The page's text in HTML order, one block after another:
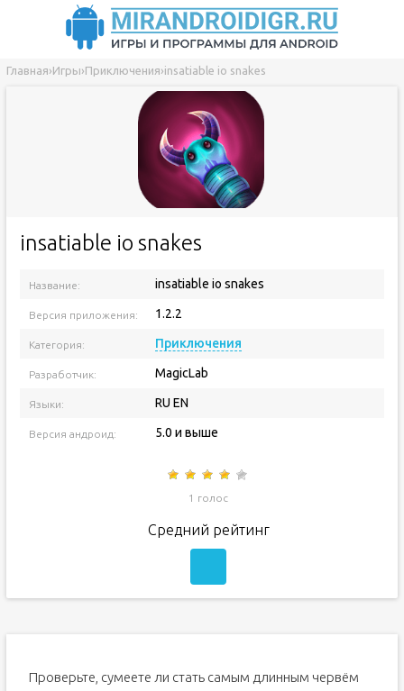
Главная›Игры›Приключения›insatiable io snakes
insatiable io snakes
Название: insatiable io snakes
Версия приложения: 1.2.2
Категория: Приключения
Разработчик: MagicLab
Языки: RU EN
Версия андроид: 5.0 и выше
1 голос
Средний рейтинг
Проверьте, сумеете ли стать самым длинным червём